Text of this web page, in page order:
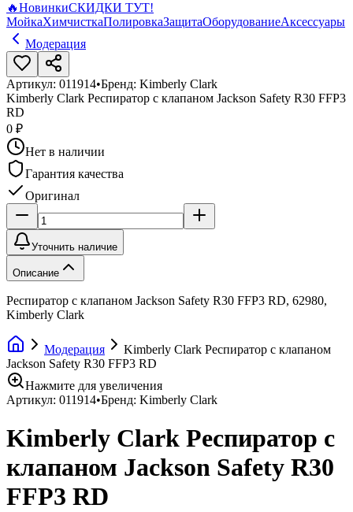
🔥НовинкиСКИДКИ ТУТ!
МойкаХимчисткаПолировкаЗащитаОборудованиеАксессуары
Модерация
Артикул: 011914•Бренд: Kimberly Clark
Kimberly Clark Респиратор с клапаном Jackson Safety R30 FFP3
RD
0 ₽
Нет в наличии
Гарантия качества
Оригинал
Уточнить наличие
Описание
Респиратор с клапаном Jackson Safety R30 FFP3 RD, 62980,
Kimberly Clark
Модерация
Kimberly Clark Респиратор с клапаном
Jackson Safety R30 FFP3 RD
Нажмите для увеличения
Артикул: 011914•Бренд: Kimberly Clark
Kimberly Clark Респиратор с
клапаном Jackson Safety R30
FFP3 RD